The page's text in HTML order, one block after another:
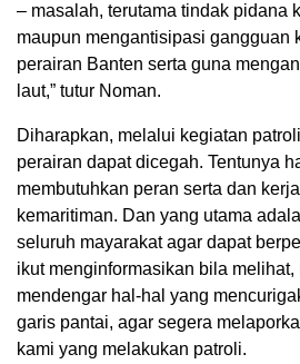
– masalah, terutama tindak pidana
maupun mengantisipasi gangguan
perairan Banten serta guna
laut,” tutur Noman.
Diharapkan, melalui kegiatan
perairan dapat dicegah. Tentunya
membutuhkan peran serta dan
kemaritiman. Dan yang utama
seluruh mayarakat agar dapat
ikut menginformasikan bila melihat,
mendengar hal-hal yang
garis pantai, agar segera
kami yang melakukan patroli.